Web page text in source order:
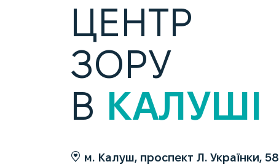
ЦЕНТР
ЗОРУ
В КАЛУШІ
м. Калуш, проспект Л. Українки, 58